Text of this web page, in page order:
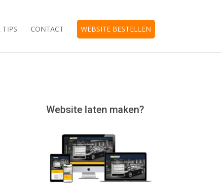
TIPS CONTACT WEBSITE BESTELLEN
Website laten maken?